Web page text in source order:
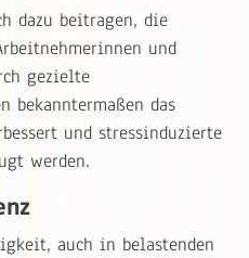
dazu beitragen, die
und
gezielte
bekanntermaßen das
und stressinduzierte
werden.
auch in belastenden